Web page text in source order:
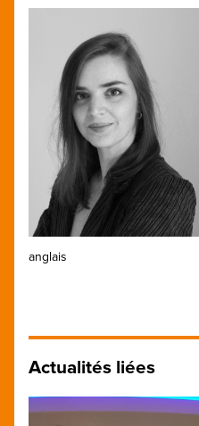
anglais
Actualités liées